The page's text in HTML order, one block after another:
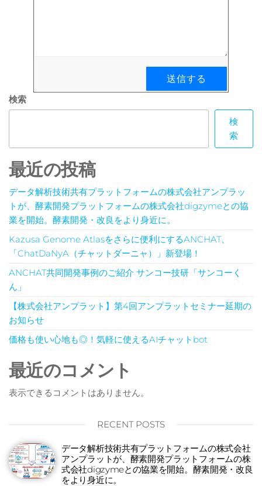
検索
検
索
最近の投稿
データ解析技術共有プラットフォームの株式会社アンプラッ
トが、酵素開発プラットフォームの株式会社digzymeとの協
業を開始。酵素開発・改良をより身近に。
Kazusa Genome Atlasをさらに便利にするANCHAT、
「ChatDaNyA（チャットダーニャ）」新登場！
ANCHAT共同開発事例のご紹介 サンコー技研「サンコーく
ん」
【株式会社アンプラット】第4回アンプラットセミナー延期の
お知らせ
価格も使い心地も◎！気軽に使えるAIチャットbot
最近のコメント
表示できるコメントはありません。
RECENT POSTS
データ解析技術共有プラットフォームの株式会社
アンプラットが、酵素開発プラットフォームの株
式会社digzymeとの協業を開始。酵素開発・改良
をより身近に。